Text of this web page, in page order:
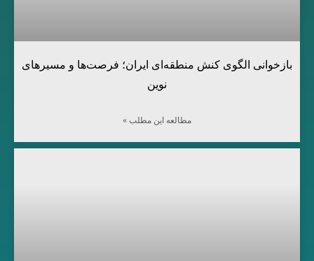
بازخوانی الگوی کنش منطقه‌ای ایران؛ فرصت‌ها و مسیرهای
نوین
مطالعه این مطلب »